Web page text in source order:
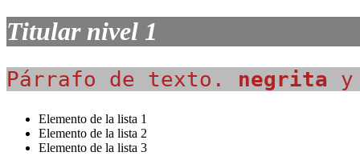
Titular nivel 1
Párrafo de texto. negrita y
Elemento de la lista 1
Elemento de la lista 2
Elemento de la lista 3